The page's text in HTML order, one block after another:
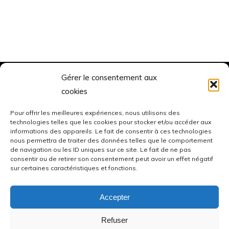
Gérer le consentement aux
cookies
Pour offrir les meilleures expériences, nous utilisons des
technologies telles que les cookies pour stocker et/ou accéder aux
informations des appareils. Le fait de consentir à ces technologies
nous permettra de traiter des données telles que le comportement
de navigation ou les ID uniques sur ce site. Le fait de ne pas
consentir ou de retirer son consentement peut avoir un effet négatif
sur certaines caractéristiques et fonctions.
Accepter
Refuser
Bistronomique
29 Rue de la
République, 76440
Forges-les-Eaux
Instagram
FacebookPolitique de Cookie
générales
©2026 le235